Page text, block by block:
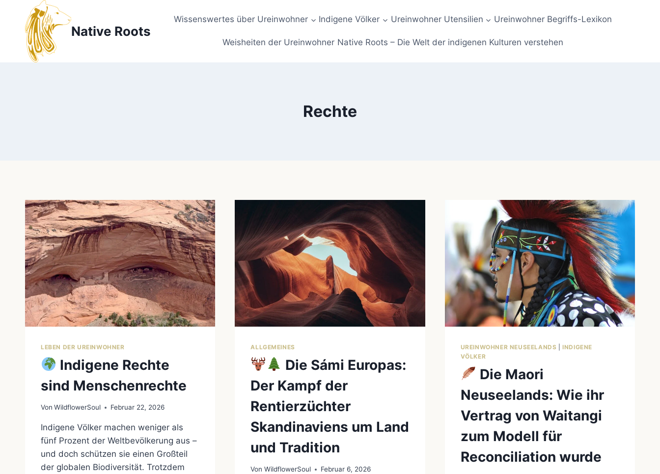
springen
Native Roots
Wissenswertes über Ureinwohner Indigene Völker Ureinwohner Utensilien Ureinwohner Begriffs-Lexikon
Weisheiten der Ureinwohner Native Roots – Die Welt der indigenen Kulturen verstehen
Rechte
LEBEN DER UREINWOHNER
Indigene Rechte
sind Menschenrechte
Von WildflowerSoul Februar 22, 2026
Indigene Völker machen weniger als
fünf Prozent der Weltbevölkerung aus –
und doch schützen sie einen Großteil
der globalen Biodiversität. Trotzdem
ALLGEMEINES
Die Sámi Europas:
Der Kampf der
Rentierzüchter
Skandinaviens um Land
und Tradition
Von WildflowerSoul Februar 6, 2026
UREINWOHNER NEUSEELANDS |INDIGENE
VÖLKER
Die Maori
Neuseelands: Wie ihr
Vertrag von Waitangi
zum Modell für
Reconciliation wurde